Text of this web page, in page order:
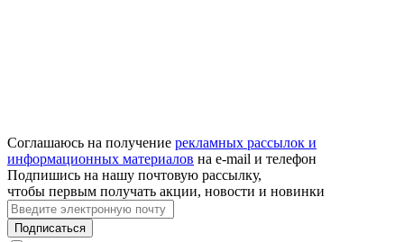
Соглашаюсь на получение рекламных рассылок и
информационных материалов на e‑mail и телефон
Подпишись на нашу почтовую рассылку,
чтобы первым получать акции, новости и новинки
Подписаться